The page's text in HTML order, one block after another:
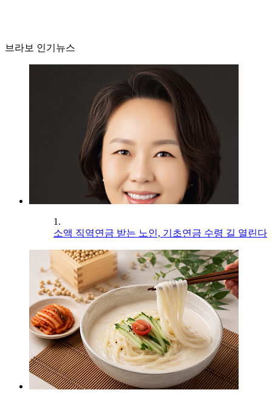
브라보 인기뉴스
1.
소액 직역연금 받는 노인, 기초연금 수령 길 열린다